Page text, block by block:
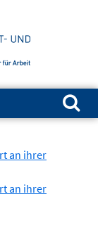
Suchen nach:
an ihrer
an ihrer